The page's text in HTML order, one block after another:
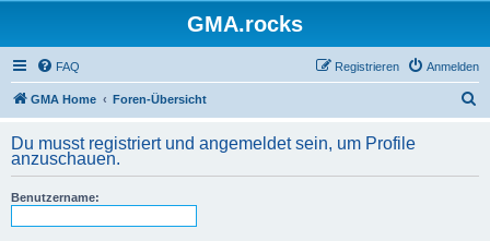
GMA.rocks
FAQ Anmelden
Registrieren
GMA Home Foren-Übersicht
h
Du musst registriert und angemeldet sein, um Profile
anzuschauen.
Benutzername: